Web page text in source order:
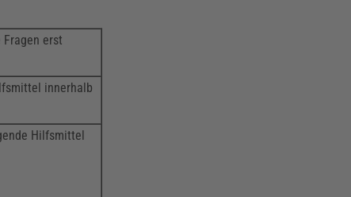
erst
innerhalb
Hilfsmittel